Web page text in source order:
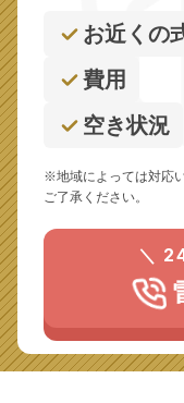
お近くの
費用
空き状況
※地域によっては対応
ご了承ください。
＼